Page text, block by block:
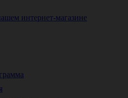
интернет-магазине